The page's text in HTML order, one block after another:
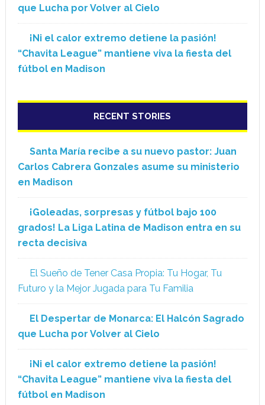
que Lucha por Volver al Cielo
¡Ni el calor extremo detiene la pasión!
“Chavita League” mantiene viva la fiesta del
fútbol en Madison
RECENT STORIES
Santa María recibe a su nuevo pastor: Juan
Carlos Cabrera Gonzales asume su ministerio
en Madison
¡Goleadas, sorpresas y fútbol bajo 100
grados! La Liga Latina de Madison entra en su
recta decisiva
El Sueño de Tener Casa Propia: Tu Hogar, Tu
Futuro y la Mejor Jugada para Tu Familia
El Despertar de Monarca: El Halcón Sagrado
que Lucha por Volver al Cielo
¡Ni el calor extremo detiene la pasión!
“Chavita League” mantiene viva la fiesta del
fútbol en Madison